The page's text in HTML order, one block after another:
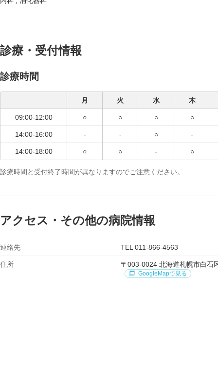
診療・受付情報
診療時間
月 火 水 木
09:00-12:00 ○ ○ ○ ○
14:00-16:00 - - ○ -
14:00-18:00 ○ ○ - ○
診療時間と受付終了時間が異なりますのでご注意ください。
アクセス・その他の病院情報
連絡先 TEL 011-866-4563
住所 〒003-0024 北海道札幌市白石
GoogleMapで見る